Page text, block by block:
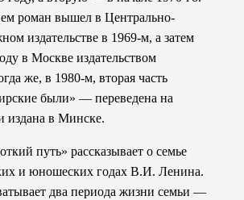
роман вышел в Центрально-
издательстве в 1969-м, а затем
в Москве издательством
же, в 1980-м, вторая часть
были» — переведена на
издана в Минске.
путь» рассказывает о семье
и юношеских годах В.И. Ленина.
два периода жизни семьи —